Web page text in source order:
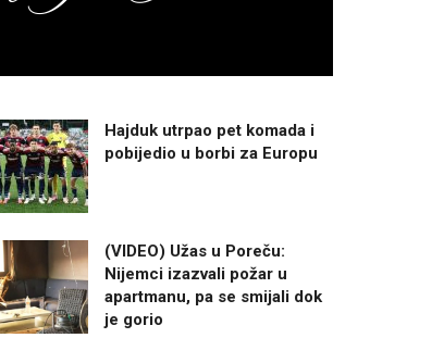
Hajduk utrpao pet komada i
pobijedio u borbi za Europu
(VIDEO) Užas u Poreču:
Nijemci izazvali požar u
apartmanu, pa se smijali dok
je gorio